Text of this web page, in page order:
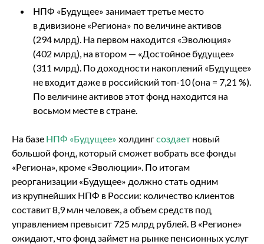
НПФ «Будущее» занимает третье место
в дивизионе «Региона» по величине активов
(294 млрд). На первом находится «Эволюция»
(402 млрд), на втором — «Достойное будущее»
(311 млрд). По доходности накоплений «Будущее»
не входит даже в российский топ-10 (она = 7,21 %).
По величине активов этот фонд находится на
восьмом месте в стране.
На базе НПФ «Будущее» холдингсоздает новый
большой фонд, который сможет вобрать все фонды
«Региона», кроме «Эволюции». По итогам
реорганизации «Будущее» должно стать одним
из крупнейших НПФ в России: количество клиентов
составит 8,9 млн человек, а объем средств под
управлением превысит 725 млрд рублей. В «Регионе»
ожидают, что фонд займет на рынке пенсионных услуг